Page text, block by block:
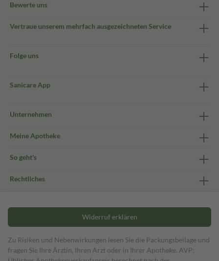
Bewerte uns
Vertraue unserem mehrfach ausgezeichneten Service
Folge uns
Sanicare App
Unternehmen
Meine Apotheke
So geht's
Rechtliches
Widerruf erklären
Zu Risiken und Nebenwirkungen lesen Sie die Packungsbeilage und
fragen Sie Ihre Ärztin, Ihren Arzt oder in Ihrer Apotheke. AVP: